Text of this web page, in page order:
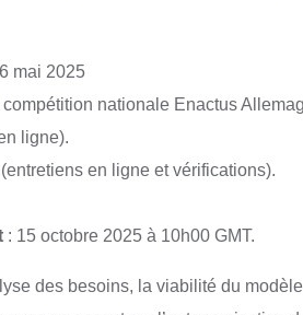
mai 2025
nationale Enactus
ligne).
en ligne et vérifications).
: 15 octobre 2025 à 10h00 GMT.
des besoins, la viabilité du modèle